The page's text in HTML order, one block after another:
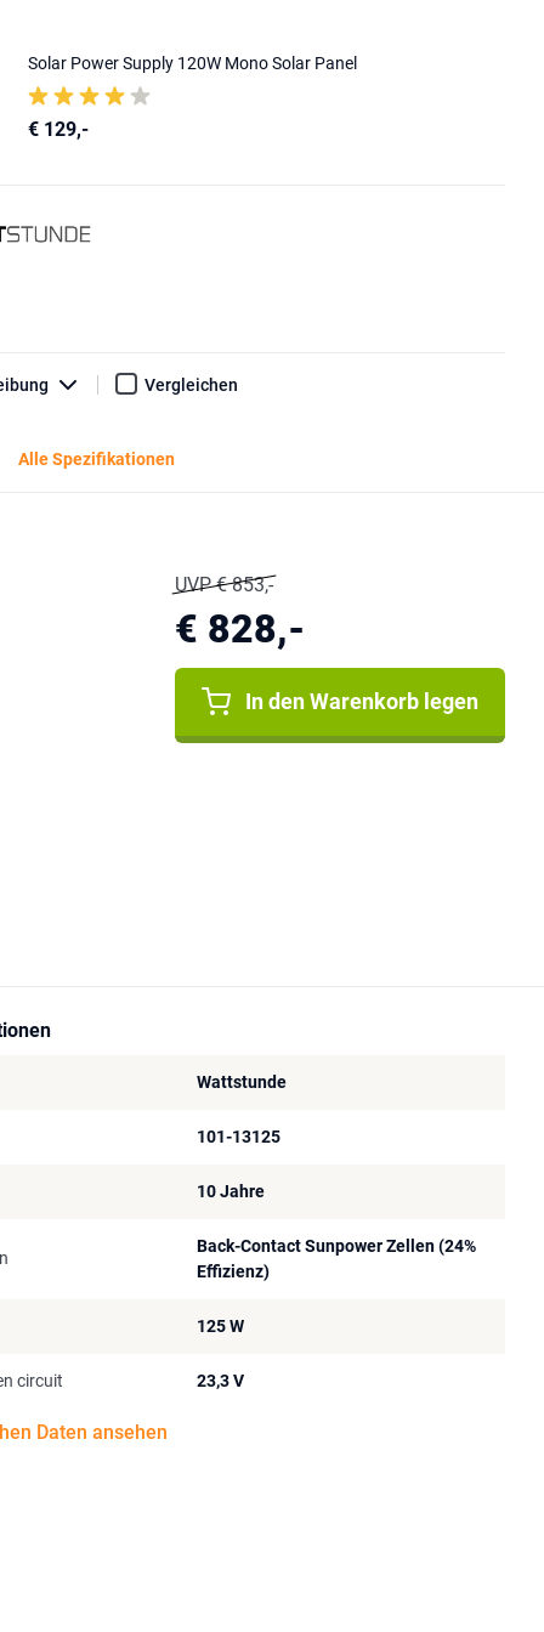
Solar Power Supply 120W Mono Solar Panel
€ 129,-
Vergleichen
Alle Spezifikationen
€ 828,-
UVP € 853,-
In den Warenkorb legen
Wattstunde
101-13125
10 Jahre
Back-Contact Sunpower Zellen (24%
Effizienz)
125 W
circuit 23,3 V
Daten ansehen